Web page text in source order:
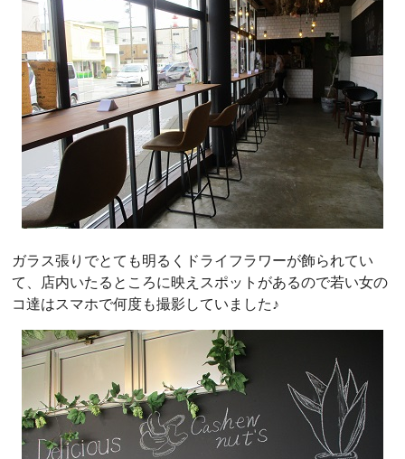
ガラス張りでとても明るくドライフラワーが飾られてい
て、店内いたるところに映えスポットがあるので若い女の
コ達はスマホで何度も撮影していました♪